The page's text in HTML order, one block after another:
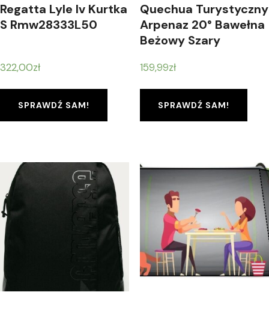
Regatta Lyle Iv Kurtka
S Rmw28333L50
322,00zł
SPRAWDŹ SAM!
Quechua Turystyczny
Arpenaz 20° Bawełna
Beżowy Szary
159,99zł
SPRAWDŹ SAM!